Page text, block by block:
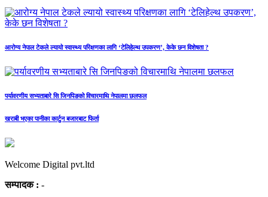
आरोग्य नेपाल टेकले ल्यायो स्वास्थ्य परिक्षणका लागि ‘टेलिहेल्थ उपकरण’, केके छन विशेषता ?
पर्यावरणीय सभ्यताबारे सि जिनपिङको विचारमाथि नेपालमा छलफल
खराबी भएका पानीका कार्टुन बजारबाट फिर्ता
Welcome Digital pvt.ltd
सम्पादक : -